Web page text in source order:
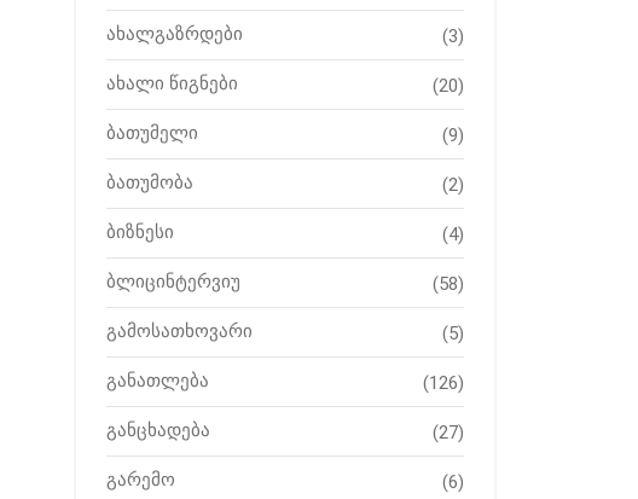
ახალგაზრდები (3)
ახალი წიგნები (20)
ბათუმელი (9)
ბათუმობა (2)
ბიზნესი (4)
ბლიცინტერვიუ (58)
გამოსათხოვარი (5)
განათლება (126)
განცხადება (27)
გარემო (6)